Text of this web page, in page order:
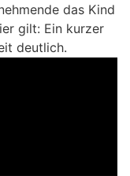
das Kind
gilt: Ein kurzer
deutlich.